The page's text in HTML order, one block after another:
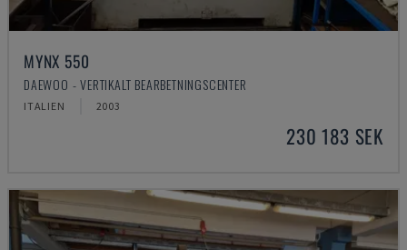
MYNX 550
DAEWOO - VERTIKALT BEARBETNINGSCENTER
ITALIEN 2003
230 183 SEK